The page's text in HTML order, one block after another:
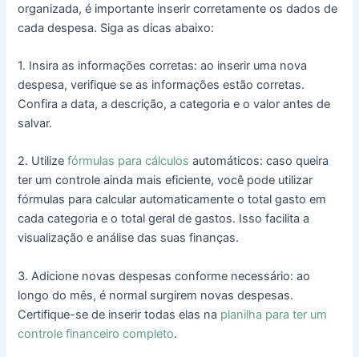
organizada, é importante inserir corretamente os dados de
cada despesa. Siga as dicas abaixo:
1. Insira as informações corretas: ao inserir uma nova
despesa, verifique se as informações estão corretas.
Confira a data, a descrição, a categoria e o valor antes de
salvar.
2. Utilizefórmulas para cálculos automáticos: caso queira
ter um controle ainda mais eficiente, você pode utilizar
fórmulas para calcular automaticamente o total gasto em
cada categoria e o total geral de gastos. Isso facilita a
visualização e análise das suas finanças.
3. Adicione novas despesas conforme necessário: ao
longo do mês, é normal surgirem novas despesas.
Certifique-se de inserir todas elas na planilha para ter um
controle financeiro completo.